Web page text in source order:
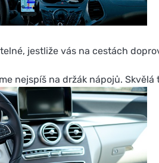
jestliže vás na cestách
nejspíš na držák nápojů.